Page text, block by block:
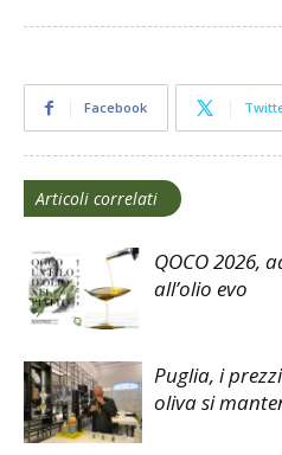
Facebook
Articoli correlati
QOCO 2026,
all’olio evo
Puglia, i
oliva si